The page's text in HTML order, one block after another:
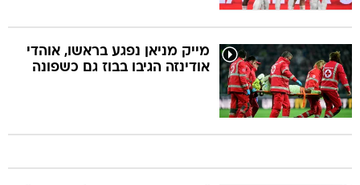
מייק מניאן נפגע בראשו, אוהדי
אודינזה הגיבו בבוז גם כשפונה